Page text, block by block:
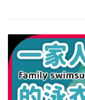
們在水中也能舒適自如